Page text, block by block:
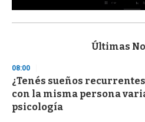
s
d
s
o
f
3
Últimas
08:00
¿Tenés sueños
con la misma persona
psicología